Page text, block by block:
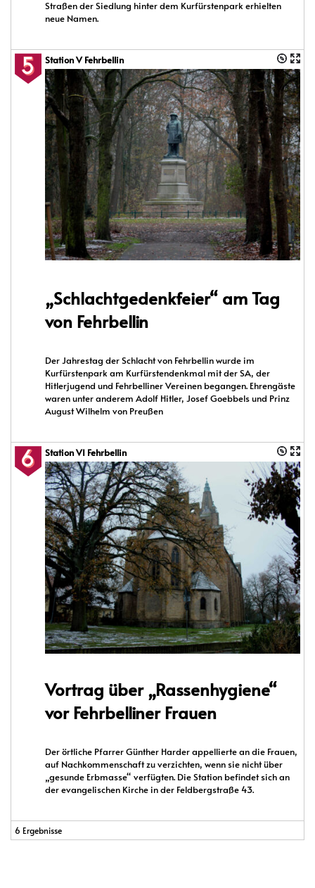
Straßen der Siedlung hinter dem Kurfürstenpark erhielten
neue Namen.
Station V Fehrbellin
„Schlachtgedenkfeier“ am Tag
von Fehrbellin
Der Jahrestag der Schlacht von Fehrbellin wurde im
Kurfürstenpark am Kurfürstendenkmal mit der SA, der
Hitlerjugend und Fehrbelliner Vereinen begangen. Ehrengäste
waren unter anderem Adolf Hitler, Josef Goebbels und Prinz
August Wilhelm von Preußen
Station VI Fehrbellin
Vortrag über „Rassenhygiene“
vor Fehrbelliner Frauen
Der örtliche Pfarrer Günther Harder appellierte an die Frauen,
auf Nachkommenschaft zu verzichten, wenn sie nicht über
„gesunde Erbmasse“ verfügten. Die Station befindet sich an
der evangelischen Kirche in der Feldbergstraße 43.
6 Ergebnisse